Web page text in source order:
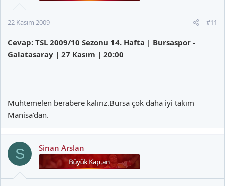
22 Kasım 2009 #11
Cevap: TSL 2009/10 Sezonu 14. Hafta | Bursaspor -
Galatasaray | 27 Kasım | 20:00
Muhtemelen berabere kalırız.Bursa çok daha iyi takım
Manisa'dan.
S Sinan Arslan